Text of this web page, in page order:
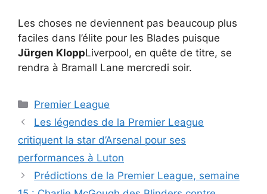
Les choses ne deviennent pas beaucoup plus
faciles dans l’élite pour les Blades puisque
Jürgen KloppLiverpool, en quête de titre, se
rendra à Bramall Lane mercredi soir.
Catégories
Premier League
Les légendes de la Premier League
critiquent la star d’Arsenal pour ses
performances à Luton
Prédictions de la Premier League, semaine